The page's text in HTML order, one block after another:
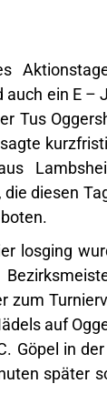
auch ein E –
Tus
die diesen
losging
zum
auf
Göpel in
später